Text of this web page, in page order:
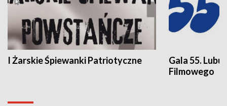
I Żarskie Śpiewanki Patriotyczne
Gala 55.
Filmowego